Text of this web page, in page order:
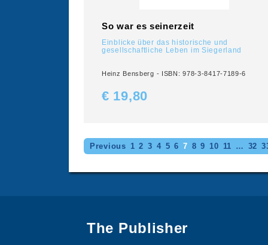
So war es seinerzeit
Einblicke über das historische und
gesellschaftliche Leben im Siegerland
Heinz Bensberg - ISBN: 978-3-8417-7189-6
€ 19,80
Previous 1 2 3 4 5 6 7 8 9 10 11 … 32
The Publisher